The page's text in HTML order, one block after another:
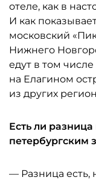
отеле, как в
И как
московский
Нижнего
едут в том
на Елагином
из других
Есть ли
петербургским
— Разница есть,